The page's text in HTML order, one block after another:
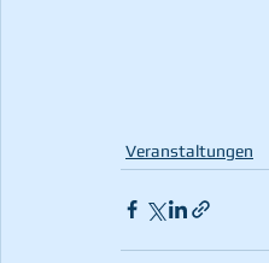
Veranstaltungen